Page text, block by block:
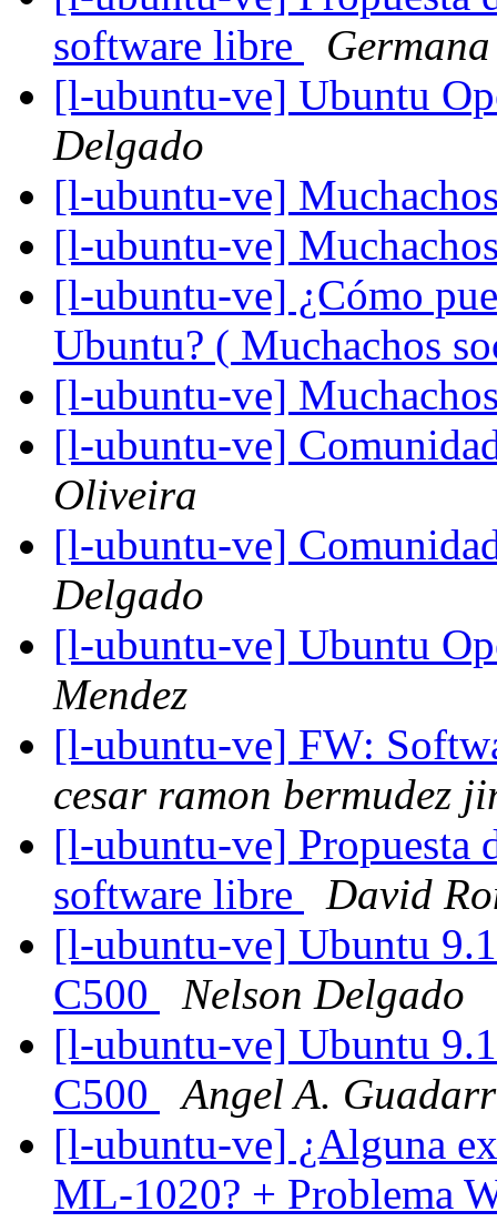
software libre
[l-ubuntu-ve] Ubuntu
Delgado
[l-ubuntu-ve]
[l-ubuntu-ve]
[l-ubuntu-ve] ¿Cómo
Ubuntu? ( Muchachos
[l-ubuntu-ve]
[l-ubuntu-ve]
Oliveira
[l-ubuntu-ve]
Delgado
[l-ubuntu-ve] Ubuntu
Mendez
[l-ubuntu-ve] FW:
cesar ramon bermudez
[l-ubuntu-ve] Propuesta
software libre
David
[l-ubuntu-ve] Ubuntu
C500
Nelson Delgado
[l-ubuntu-ve] Ubuntu
C500
Angel A.
[l-ubuntu-ve] ¿Alguna
ML-1020? + Problema